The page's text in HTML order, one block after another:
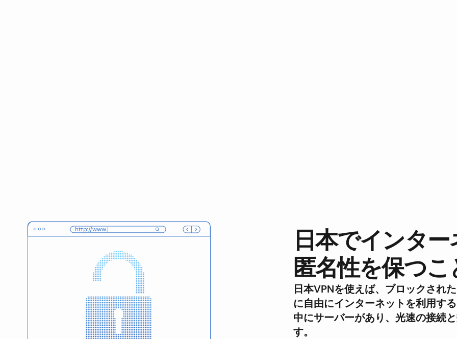
日本でインタ
匿名性を保つ
日本VPNを使えば、ブロックされ
に自由にインターネットを利用す
中にサーバーがあり、光速の接続
す。